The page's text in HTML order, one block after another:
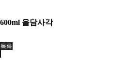
600ml 올담사각
목록